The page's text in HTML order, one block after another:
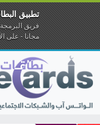
تطبيق
فريق البرمجة
مجانا - على